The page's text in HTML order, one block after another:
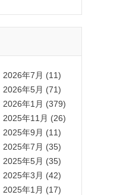
2026年7月 (11)
2026年5月 (71)
2026年1月 (379)
2025年11月 (26)
2025年9月 (11)
2025年7月 (35)
2025年5月 (35)
2025年3月 (42)
2025年1月 (17)